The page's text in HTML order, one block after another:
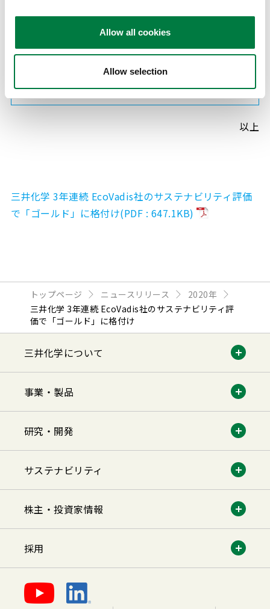
Allow all cookies
Allow selection
三井化学グループWEBサイト サステナビリティ
以上
三井化学 3年連続 EcoVadis社のサステナビリティ評価
で「ゴールド」に格付け(PDF : 647.1KB)
トップページ ニュースリリース
2020年
三井化学 3年連続 EcoVadis社のサステナビリティ評
価で「ゴールド」に格付け
三井化学について
事業・製品
研究・開発
サステナビリティ
株主・投資家情報
採用